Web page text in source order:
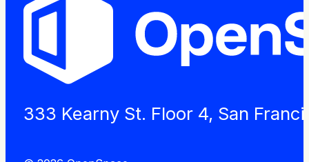
333 Kearny St. Floor 4, San